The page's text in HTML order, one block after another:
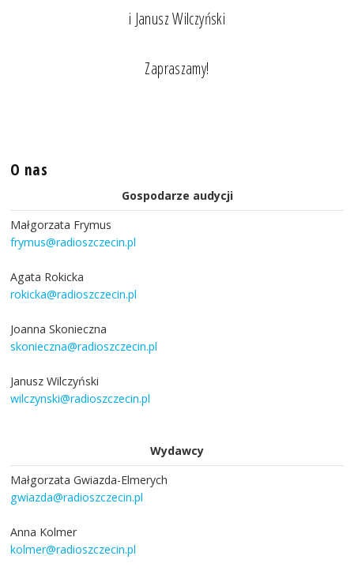
i Janusz Wilczyński
Zapraszamy!
O nas
Gospodarze audycji
Małgorzata Frymus
frymus@radioszczecin.pl
Agata Rokicka
rokicka@radioszczecin.pl
Joanna Skonieczna
skonieczna@radioszczecin.pl
Janusz Wilczyński
wilczynski@radioszczecin.pl
Wydawcy
Małgorzata Gwiazda-Elmerych
gwiazda@radioszczecin.pl
Anna Kolmer
kolmer@radioszczecin.pl